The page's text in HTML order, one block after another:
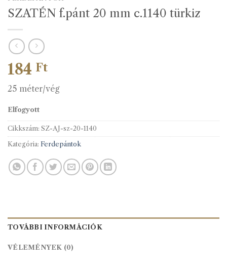
SZATÉN f.pánt 20 mm c.1140 türkiz
184 Ft
25 méter/vég
Elfogyott
Cikkszám: SZ-AJ-sz-20-1140
Kategória: Ferdepántok
TOVÁBBI INFORMÁCIÓK
VÉLEMÉNYEK (0)